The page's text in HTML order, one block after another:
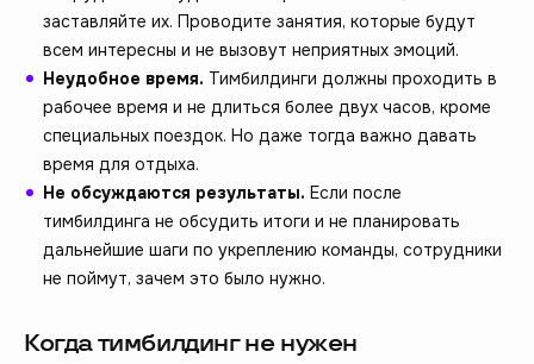
заставляйте их. Проводите занятия, которые будут
всем интересны и не вызовут неприятных эмоций.
Неудобное время. Тимбилдинги должны проходить в
рабочее время и не длиться более двух часов, кроме
специальных поездок. Но даже тогда важно давать
время для отдыха.
Не обсуждаются результаты. Если после
тимбилдинга не обсудить итоги и не планировать
дальнейшие шаги по укреплению команды, сотрудники
не поймут, зачем это было нужно.
Когда тимбилдинг не нужен